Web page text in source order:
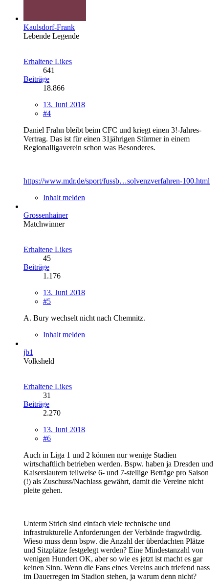
Kaulsdorf-Frank
Lebende Legende
Erhaltene Likes
641
Beiträge
18.866
13. Juni 2018
#4
Daniel Frahn bleibt beim CFC und kriegt einen 3!-Jahres-
Vertrag. Das ist für einen 31jährigen Stürmer in einem
Regionalligaverein schon was Besonderes.
https://www.mdr.de/sport/fussb…solvenzverfahren-100.html
Inhalt melden
Grossenhainer
Matchwinner
Erhaltene Likes
45
Beiträge
1.176
13. Juni 2018
#5
A. Bury wechselt nicht nach Chemnitz.
Inhalt melden
jb1
Volksheld
Erhaltene Likes
31
Beiträge
2.270
13. Juni 2018
#6
Auch in Liga 1 und 2 können nur wenige Stadien
wirtschaftlich betrieben werden. Bspw. haben ja Dresden und
Kaiserslautern teilweise 6- und 7-stellige Beträge pro Saison
(!) als Zuschuss/Nachlass gewährt, damit die Vereine nicht
pleite gehen.
Unterm Strich sind einfach viele technische und
infrastrukturelle Anforderungen der Verbände fragwürdig.
Wieso muss denn bspw. die Anzahl der überdachten Plätze
und Sitzplätze festgelegt werden? Eine Mindestanzahl von
wenigen Hundert OK, aber so wie es jetzt ist macht es gar
keinen Sinn. Wenn die Fans eines Vereins auch triefend nass
im Dauerregen im Stadion stehen, ja warum denn nicht?